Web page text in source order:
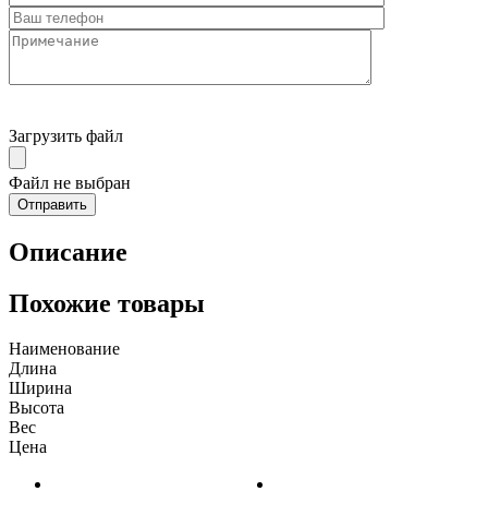
Загрузить файл
Файл не выбран
Описание
Похожие товары
Наименование
Длина
Ширина
Высота
Вес
Цена